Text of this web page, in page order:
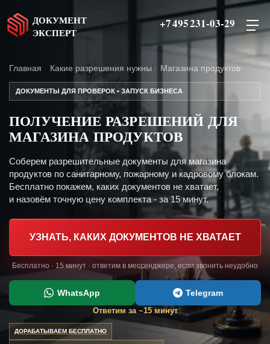
ДОКУМЕНТ
ЭКСПЕРТ
+7 495 231-03-29
Главная Какие разрешения нужны Магазина продуктов
ДОКУМЕНТЫ ДЛЯ ПРОВЕРОК • ЗАПУСК БИЗНЕСА
ПОЛУЧЕНИЕ РАЗРЕШЕНИЙ ДЛЯ
МАГАЗИНА ПРОДУКТОВ
Соберем разрешительные документы для магазина
продуктов по санитарному, пожарному и кадровому блокам.
Бесплатно покажем, каких документов не хватает,
и назовём точную цену комплекта - за 15 минут.
УЗНАТЬ, КАКИХ ДОКУМЕНТОВ НЕ ХВАТАЕТ
Бесплатно · 15 минут · ответим в мессенджере, если звонить неудобно
WhatsApp Telegram
Ответим за ~15 минут
ДОРАБАТЫВАЕМ БЕСПЛАТНО